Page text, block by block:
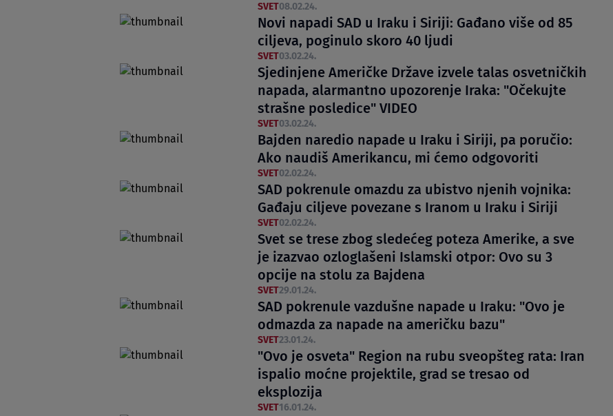
SVET08.02.24.
Novi napadi SAD u Iraku i Siriji: Gađano više od 85
ciljeva, poginulo skoro 40 ljudi
SVET03.02.24.
Sjedinjene Američke Države izvele talas osvetničkih
napada, alarmantno upozorenje Iraka: "Očekujte
strašne posledice" VIDEO
SVET03.02.24.
Bajden naredio napade u Iraku i Siriji, pa poručio:
Ako naudiš Amerikancu, mi ćemo odgovoriti
SVET02.02.24.
SAD pokrenule omazdu za ubistvo njenih vojnika:
Gađaju ciljeve povezane s Iranom u Iraku i Siriji
SVET02.02.24.
Svet se trese zbog sledećeg poteza Amerike, a sve
je izazvao ozloglašeni Islamski otpor: Ovo su 3
opcije na stolu za Bajdena
SVET29.01.24.
SAD pokrenule vazdušne napade u Iraku: "Ovo je
odmazda za napade na američku bazu"
SVET23.01.24.
"Ovo je osveta" Region na rubu sveopšteg rata: Iran
ispalio moćne projektile, grad se tresao od
eksplozija
SVET16.01.24.